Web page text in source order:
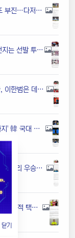
3개월 만에 돌아온 '특급 마무리' 디아스 또 부진…다저스 7연패
[오피셜] 대충격! ML에서 가장 빠른 공 던지는 선발 투수, 팔꿈치 수술로 시즌 아웃…2027년 복귀도 불투명
'심상치 않다' 김민재는 바이에른서 헤더골, 이한범은 데뷔전 MOM...한국 수비진 새 시즌 앞두고 '맹활약'
[오피셜] '훈련 단 두 번→데뷔전 MOM까지' 韓 국대 수비수 이한범, 벨기에 제대로 뒤집었다…"처음부터 끝까지 최고, 팬들이 이름 연호"
[cps.interview] '아틀레티코 7번' 이강인, "빨리 우승하고 싶어! 나는 발전하기 위해 안달난 선수" (일문일답)
[IN PRESS] 이강인이 아틀레티코 마드리드 이적 택한 이유…"감독님과 구단이 날 원하는 마음 느껴졌어"
닫기